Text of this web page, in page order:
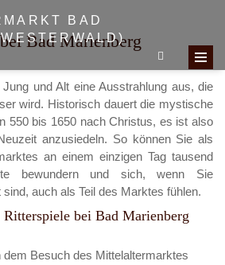
Bad Marienberg
und Alt eine Ausstrahlung aus, die
wird. Historisch dauert die mystische
550 bis 1650 nach Christus, es ist also
anzusiedeln. So können Sie als
an einem einzigen Tag tausend
bewundern und sich, wenn Sie
auch als Teil des Marktes fühlen.
bei Bad Marienberg
dem Besuch des Mittelaltermarktes